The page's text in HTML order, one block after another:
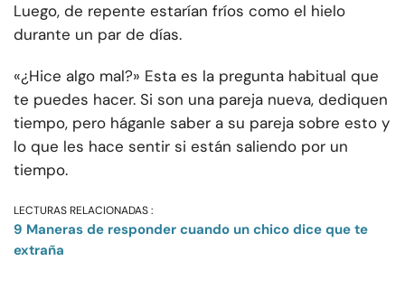
Luego, de repente estarían fríos como el hielo
durante un par de días.
«¿Hice algo mal?» Esta es la pregunta habitual que
te puedes hacer. Si son una pareja nueva, dediquen
tiempo, pero háganle saber a su pareja sobre esto y
lo que les hace sentir si están saliendo por un
tiempo.
LECTURAS RELACIONADAS :
9 Maneras de responder cuando un chico dice que te
extraña